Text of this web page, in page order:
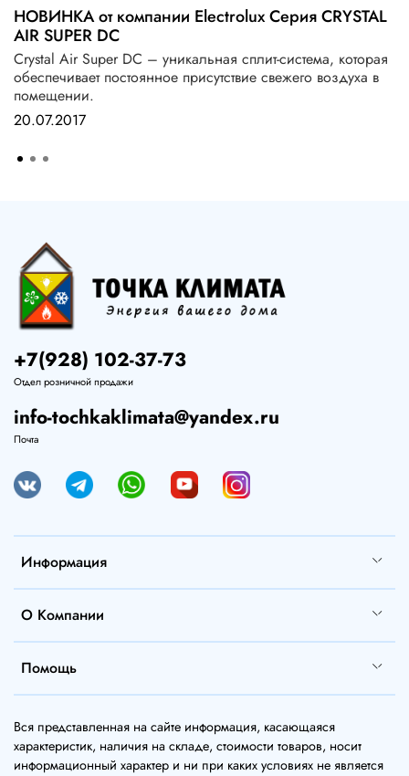
НОВИНКА от компании Electrolux Серия CRYSTAL
AIR SUPER DC
Crystal Air Super DC – уникальная сплит-система, которая
обеспечивает постоянное присутствие свежего воздуха в
помещении.
20.07.2017
Информация
О Компании
Помощь
+7(928) 102-37-73
Отдел розничной продажи
info-tochkaklimata@yandex.ru
Почта
Вся представленная на сайте информация, касающаяся
характеристик, наличия на складе, стоимости товаров, носит
информационный характер и ни при каких условиях не является